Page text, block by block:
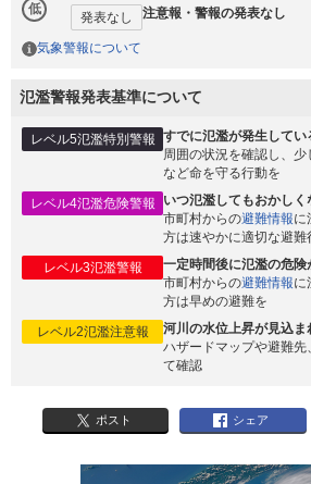
低
発表なし 注意報・警報の発表なし
気象警報について
氾濫警報発表基準について
レベル5氾濫特別警報 すでに氾濫が発生してい
周囲の状況を確認し、
など命を守る行動を
レベル4氾濫危険警報
いつ氾濫してもおかしく
市町村からの避難情報に
方は速やかに適切な避難
レベル3氾濫警報
一定時間後に氾濫の危険
市町村からの避難情報に
方は早めの避難を
レベル2氾濫注意報
河川の水位上昇が見込ま
ハザードマップや避難先
て確認
ポスト シェア